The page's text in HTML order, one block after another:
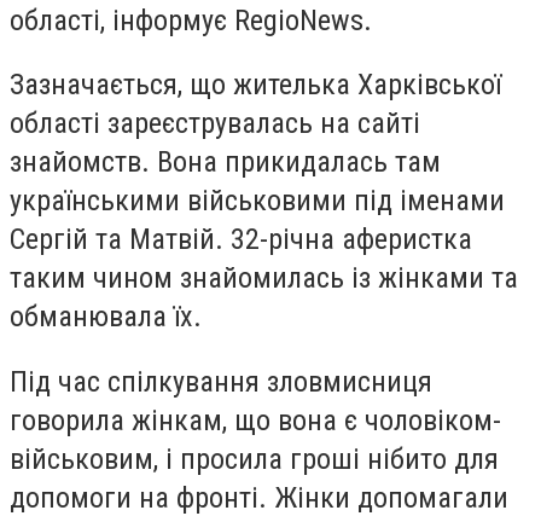
області, інформує RegioNews.
Зазначається, що жителька Харківської
області зареєструвалась на сайті
знайомств. Вона прикидалась там
українськими військовими під іменами
Сергій та Матвій. 32-річна аферистка
таким чином знайомилась із жінками та
обманювала їх.
Під час спілкування зловмисниця
говорила жінкам, що вона є чоловіком-
військовим, і просила гроші нібито для
допомоги на фронті. Жінки допомагали